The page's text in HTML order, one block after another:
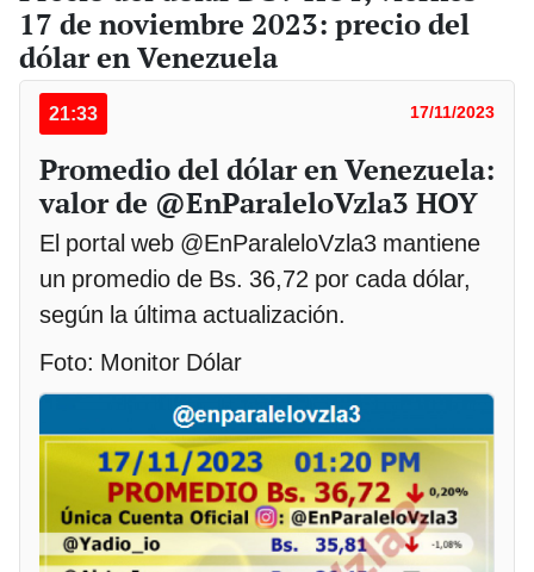
17 de noviembre 2023: precio del
dólar en Venezuela
21:33 17/11/2023
Promedio del dólar en Venezuela:
valor de @EnParaleloVzla3 HOY
El portal web @EnParaleloVzla3 mantiene
un promedio de Bs. 36,72 por cada dólar,
según la última actualización.
Foto: Monitor Dólar